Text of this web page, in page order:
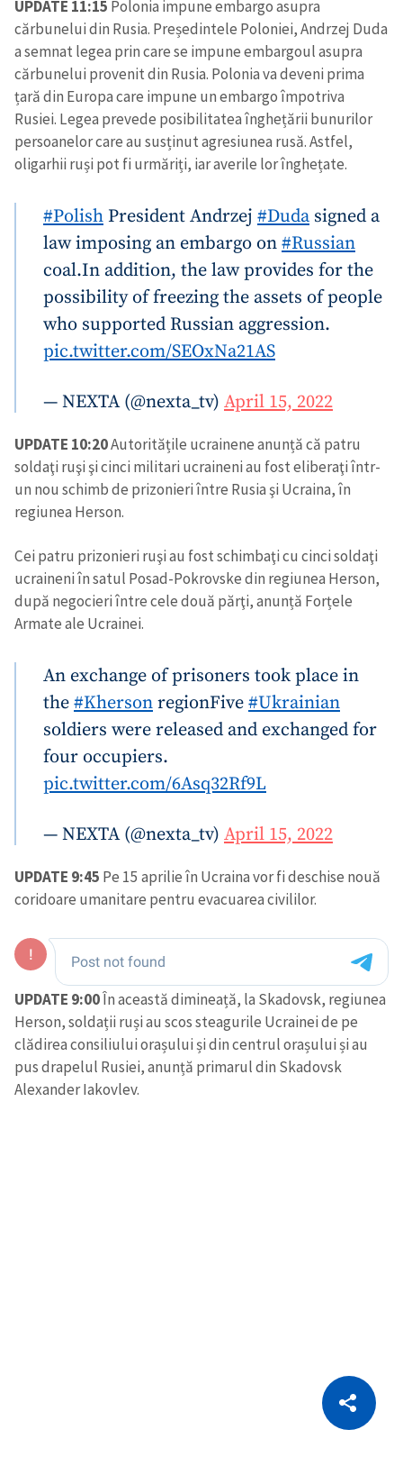
Copiază Link
UPDATE 11:15 Polonia impune embargo asupra
cărbunelui din Rusia. Președintele Poloniei, Andrzej Duda
a semnat legea prin care se impune embargoul asupra
cărbunelui provenit din Rusia. Polonia va deveni prima
țară din Europa care impune un embargo împotriva
Rusiei. Legea prevede posibilitatea înghețării bunurilor
persoanelor care au susținut agresiunea rusă. Astfel,
oligarhii ruși pot fi urmăriți, iar averile lor înghețate.
#Polish President Andrzej #Duda signed a
law imposing an embargo on#Russian
coal.In addition, the law provides for the
possibility of freezing the assets of people
who supported Russian aggression.
pic.twitter.com/SEOxNa21AS
— NEXTA (@nexta_tv) April 15, 2022
UPDATE 10:20Autoritățile ucrainene anunță că patru
soldaţi ruşi şi cinci militari ucraineni au fost eliberaţi într-
un nou schimb de prizonieri între Rusia şi Ucraina, în
regiunea Herson.
Cei patru prizonieri ruşi au fost schimbaţi cu cinci soldaţi
ucraineni în satul Posad-Pokrovske din regiunea Herson,
după negocieri între cele două părţi, anunță Forțele
Armate ale Ucrainei.
An exchange of prisoners took place in
the#KhersonregionFive#Ukrainian
soldiers were released and exchanged for
four occupiers.
pic.twitter.com/6Asq32Rf9L
— NEXTA (@nexta_tv) April 15, 2022
UPDATE 9:45 Pe 15 aprilie în Ucraina vor fi deschise nouă
coridoare umanitare pentru evacuarea civililor.
UPDATE 9:00În această dimineață, la Skadovsk, regiunea
Herson, soldații ruși au scos steagurile Ucrainei de pe
clădirea consiliului orașului și din centrul orașului și au
pus drapelul Rusiei, anunță primarul din Skadovsk
Alexander Iakovlev.